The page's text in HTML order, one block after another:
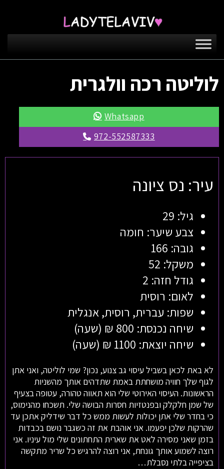
לוליטה רכה וולגרית
Whatsapp
972-552587333
עיר: נס ציונה
גיל: 29
צבע שיער: חומה
גובה: 166
משקל: 52
גודל חזה: 2
לאום: רוסית
שפות: עברית, רוסית, אנגלית
שיחה נכנסת: 800 ₪ (שעה)
שיחה יוצאת: 1100 ₪ (שעה)
לא באת לכאן בשביל עיסוי גב צנוע, נכון? שמי לוליטה, ואני אתן
לגוף שלך חוויה מושחתת באמת שתדהים אותך מהשניות
הראשונות. העיסוי האירוטי שלי הוא תאווה טהורה, עטופה בצעיף
של שמן חלקלק ובפנטזיות חסרות הבושה שלי. תשכחו מהנימוס,
כי בחדר שלי אתן יכולות לעשות ממש כל דבר שידליק אתכן עד
שהרקות שלכן יפעמו. אני אוהבת את זה כשגבר נושם בכבדות
בזמן שאני מסירה לאט את שארית התחתונים שלי מול עיניו. אני
רוצה לשמוע אותך גונחת, אני רוצה להרגיש כל שריר מתקשה
בציפייה בלתי נסבלת…